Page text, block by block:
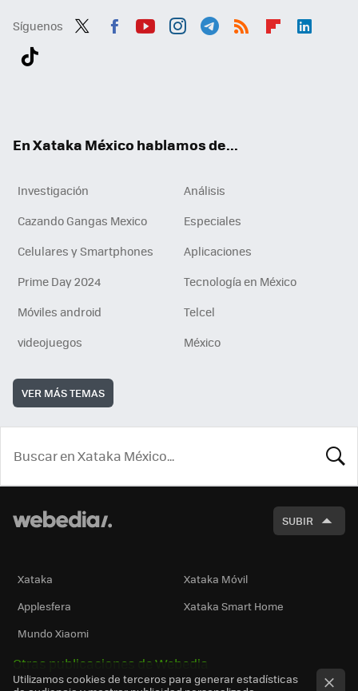
Síguenos
En Xataka México hablamos de...
Investigación
Análisis
Cazando Gangas Mexico
Especiales
Celulares y Smartphones
Aplicaciones
Prime Day 2024
Tecnología en México
Móviles android
Telcel
videojuegos
México
VER MÁS TEMAS
SUBIR
Xataka
Xataka Móvil
Applesfera
Xataka Smart Home
Mundo Xiaomi
Otras publicaciones de Webedia
Utilizamos cookies de terceros para generar estadísticas